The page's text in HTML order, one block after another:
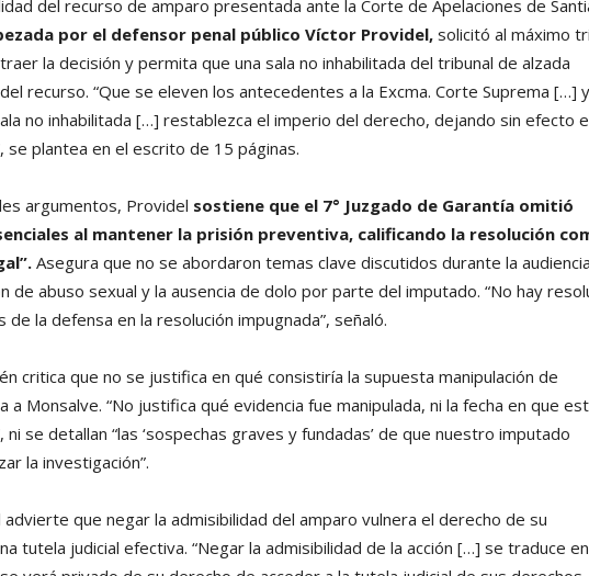
del recurso de amparo presentada ante la Corte de Apelaciones de
por el defensor penal público Víctor Providel, solicitó al máximo
la decisión y permita que una sala no inhabilitada del tribunal de alzada
recurso. “Que se eleven los antecedentes a la Excma. Corte Suprema […] y
no inhabilitada […] restablezca el imperio del derecho, dejando sin efecto
se plantea en el escrito de 15 páginas.
argumentos, Providel sostiene que el 7° Juzgado de Garantía omitió
al mantener la prisión preventiva, calificando la resolución
Asegura que no se abordaron temas clave discutidos durante la
de abuso sexual y la ausencia de dolo por parte del imputado. “No hay
de la defensa en la resolución impugnada”, señaló.
critica que no se justifica en qué consistiría la supuesta manipulación de
a Monsalve. “No justifica qué evidencia fue manipulada, ni la fecha en que
ni se detallan “las ‘sospechas graves y fundadas’ de que nuestro imputado
la investigación”.
que negar la admisibilidad del amparo vulnera el derecho de su
tutela judicial efectiva. “Negar la admisibilidad de la acción […] se traduce